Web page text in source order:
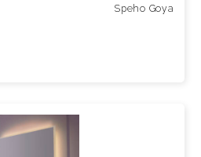
Speho Goya